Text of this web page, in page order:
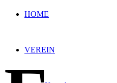
HOME
VEREIN